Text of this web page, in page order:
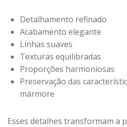
Detalhamento refinado
Acabamento elegante
Linhas suaves
Texturas equilibradas
Proporções harmoniosas
Preservação das
mármore
Esses detalhes transformam a